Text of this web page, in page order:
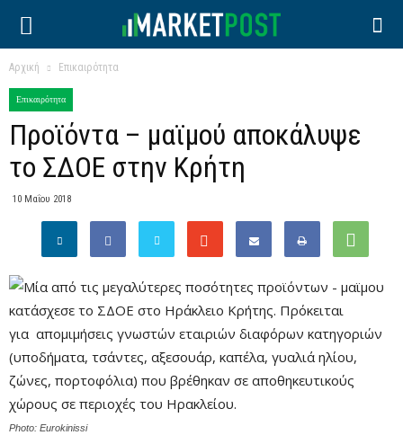
Αρχική Επικαιρότητα
Επικαιρότητα
Προϊόντα – μαϊμού αποκάλυψε
το ΣΔΟΕ στην Κρήτη
10 Μαΐου 2018
Photo: Eurokinissi